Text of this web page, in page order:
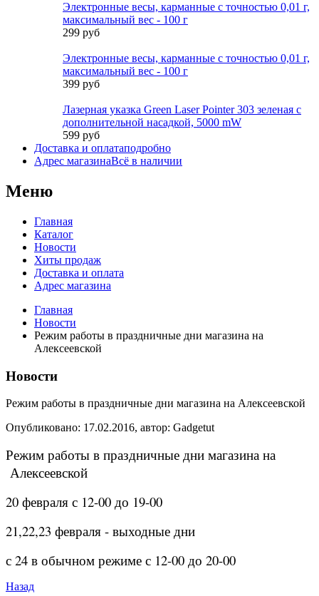
Электронные весы, карманные с точностью 0,01 г,
максимальный вес - 100 г
299 руб
Электронные весы, карманные с точностью 0,01 г,
максимальный вес - 100 г
399 руб
Лазерная указка Green Laser Pointer 303 зеленая с
дополнительной насадкой, 5000 mW
599 руб
Доставка и оплатаподробно
Адрес магазинаВсё в наличии
Меню
Главная
Каталог
Новости
Хиты продаж
Доставка и оплата
Адрес магазина
Главная
Новости
Режим работы в праздничные дни магазина на
Алексеевской
Новости
Режим работы в праздничные дни магазина на Алексеевской
Опубликовано: 17.02.2016, автор: Gadgetut
Режим работы в праздничные дни магазина на
Алексеевской
20 февраля с 12-00 до 19-00
21,22,23 февраля - выходные дни
с 24 в обычном режиме с 12-00 до 20-00
Назад